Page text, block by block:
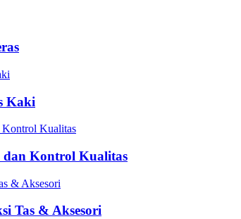
Kaki
Kontrol Kualitas
Tas & Aksesori